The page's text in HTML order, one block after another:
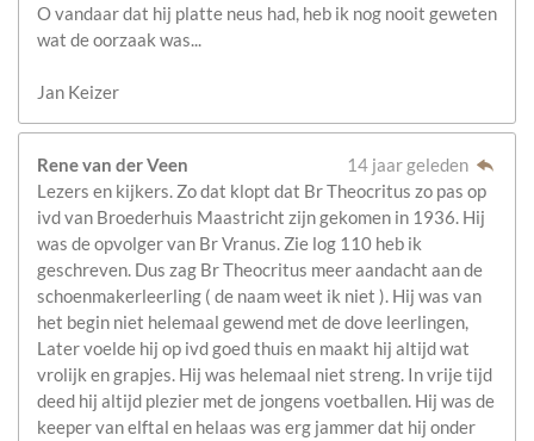
O vandaar dat hij platte neus had, heb ik nog nooit geweten
wat de oorzaak was...
Jan Keizer
Rene van der Veen
14 jaar geleden
Lezers en kijkers. Zo dat klopt dat Br Theocritus zo pas op
ivd van Broederhuis Maastricht zijn gekomen in 1936. Hij
was de opvolger van Br Vranus. Zie log 110 heb ik
geschreven. Dus zag Br Theocritus meer aandacht aan de
schoenmakerleerling ( de naam weet ik niet ). Hij was van
het begin niet helemaal gewend met de dove leerlingen,
Later voelde hij op ivd goed thuis en maakt hij altijd wat
vrolijk en grapjes. Hij was helemaal niet streng. In vrije tijd
deed hij altijd plezier met de jongens voetballen. Hij was de
keeper van elftal en helaas was erg jammer dat hij onder